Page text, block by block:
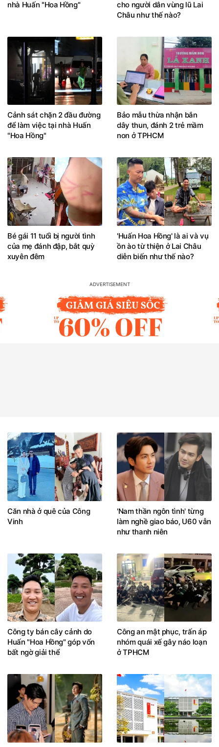
nhà Huấn "Hoa Hồng"
cho người dân vùng lũ Lai
Châu như thế nào?
Cảnh sát chặn 2 đầu đường
để làm việc tại nhà Huấn
"Hoa Hồng"
Bảo mẫu thừa nhận bắn
dây thun, đánh 2 trẻ mầm
non ở TPHCM
Bé gái 11 tuổi bị người tình
của mẹ đánh đập, bắt quỳ
xuyên đêm
'Huấn Hoa Hồng' là ai và vụ
ồn ào từ thiện ở Lai Châu
diễn biến như thế nào?
Căn nhà ở quê của Công
Vinh
'Nam thần ngôn tình' từng
làm nghề giao báo, U60 vẫn
như thanh niên
Công ty bán cây cảnh do
Huấn "Hoa Hồng" góp vốn
bất ngờ giải thể
Công an mật phục, trấn áp
nhóm quái xế gây náo loạn
ở TPHCM